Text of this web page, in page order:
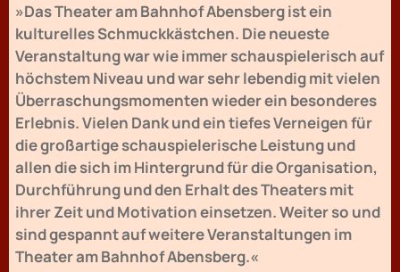
»Das Theater am Bahnhof Abensberg ist ein
kulturelles Schmuckkästchen. Die neueste
Veranstaltung war wie immer schauspielerisch auf
höchstem Niveau und war sehr lebendig mit vielen
Überraschungsmomenten wieder ein besonderes
Erlebnis. Vielen Dank und ein tiefes Verneigen für
die großartige schauspielerische Leistung und
allen die sich im Hintergrund für die Organisation,
Durchführung und den Erhalt des Theaters mit
ihrer Zeit und Motivation einsetzen. Weiter so und
sind gespannt auf weitere Veranstaltungen im
Theater am Bahnhof Abensberg.«